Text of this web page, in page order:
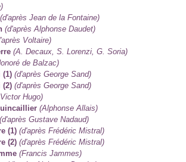
(d'après Jean de la Fontaine)
(d'après Alphonse Daudet)
Voltaire)
(A. Decaux, S. Lorenzi, G. Soria)
de Balzac)
(1) (d'après George Sand)
(2) (d'après George Sand)
Hugo)
(Alphonse Allais)
(d'après Gustave Nadaud)
(1) (d'après Frédéric Mistral)
(2) (d'après Frédéric Mistral)
(Francis Jammes)